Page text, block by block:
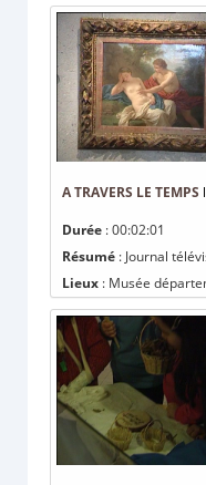
A TRAVERS LE TEMPS
Durée : 00:02:01
Résumé : Journal
Lieux : Musée